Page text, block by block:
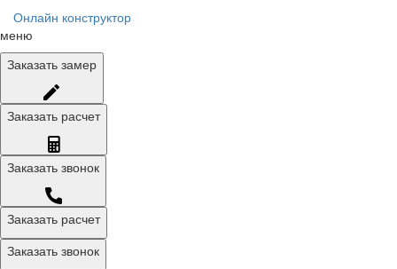
Онлайн конструктор
меню
Заказать замер
Заказать расчет
Заказать звонок
Заказать расчет
Заказать звонок